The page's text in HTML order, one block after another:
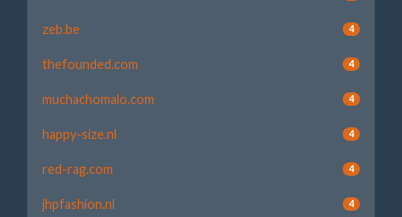
zeb.be 4
thefounded.com 4
muchachomalo.com 4
happy-size.nl 4
red-rag.com 4
jhpfashion.nl 4